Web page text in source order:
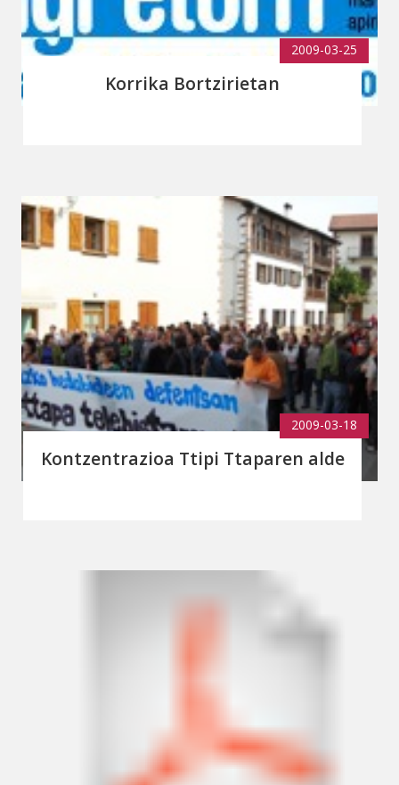
2009-03-25
Korrika Bortzirietan
2009-03-18
Kontzentrazioa Ttipi Ttaparen alde